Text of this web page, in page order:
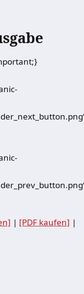
| [PDF kaufen] |